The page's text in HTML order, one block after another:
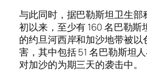
与此同时，据巴勒斯坦卫生部
初以来，至少有 160 名巴勒斯
的约旦河西岸和加沙地带被以
害，其中包括 51 名巴勒斯坦
对加沙的为期三天的袭击中。